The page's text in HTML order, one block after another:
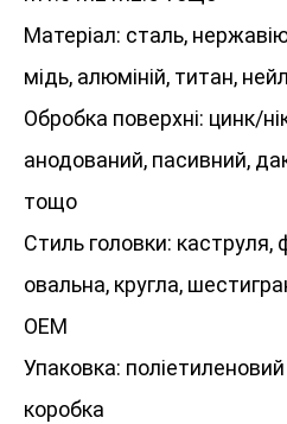
Матеріал: сталь,
мідь, алюміній, титан,
Обробка поверхні: цинк/
анодований, пасивний,
тощо
Стиль головки: каструля,
овальна, кругла,
OEM
Упаковка:
коробка